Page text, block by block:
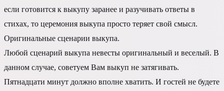
если готовится к выкупу заранее и разучивать ответы в
стихах, то церемония выкупа просто теряет свой смысл.
Оригинальные сценарии выкупа.
Любой сценарий выкупа невесты оригинальный и веселый. В
данном случае, советуем Вам выкуп не затягивать.
Пятнадцати минут должно вполне хватить. И гостей не будете